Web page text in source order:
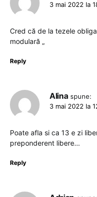
3 mai 2022 la
Cred că de la tezele
modulară „
Reply
Alina spune:
3 mai 2022 la
Poate afla si ca 13 e zi
preponderent libere…
Reply